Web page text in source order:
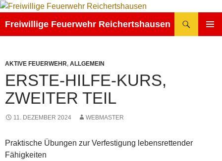
Zum
springen
Freiwillige Feuerwehr Reichertshausen
AKTIVE FEUERWEHR, ALLGEMEIN
ERSTE-HILFE-KURS,
ZWEITER TEIL
11. DEZEMBER 2024 WEBMASTER
Praktische Übungen zur Verfestigung lebensrettender
Fähigkeiten